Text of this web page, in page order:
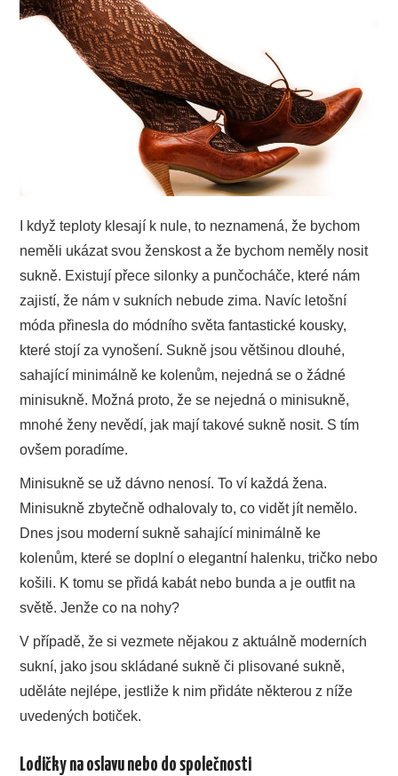
MÓDA
PODNIKÁNÍ
O NÁS
I když teploty klesají k nule, to neznamená, že bychom
neměli ukázat svou ženskost a že bychom neměly nosit
sukně. Existují přece silonky a punčocháče, které nám
zajistí, že nám v sukních nebude zima. Navíc letošní
móda přinesla do módního světa fantastické kousky,
které stojí za vynošení. Sukně jsou většinou dlouhé,
sahající minimálně ke kolenům, nejedná se o žádné
minisukně. Možná proto, že se nejedná o minisukně,
mnohé ženy nevědí, jak mají takové sukně nosit. S tím
ovšem poradíme.
Minisukně se už dávno nenosí. To ví každá žena.
Minisukně zbytečně odhalovaly to, co vidět jít nemělo.
Dnes jsou moderní sukně sahající minimálně ke
kolenům, které se doplní o elegantní halenku, tričko nebo
košili. K tomu se přidá kabát nebo bunda a je outfit na
světě. Jenže co na nohy?
V případě, že si vezmete nějakou z aktuálně moderních
sukní, jako jsou skládané sukně či plisované sukně,
uděláte nejlépe, jestliže k nim přidáte některou z níže
uvedených botiček.
Lodičky na oslavu nebo do společnosti